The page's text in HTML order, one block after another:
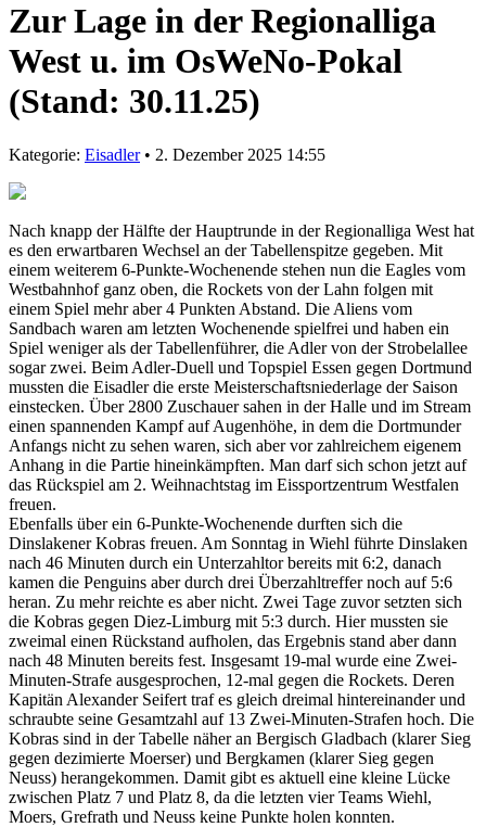
Zur Lage in der Regionalliga
West u. im OsWeNo-Pokal
(Stand: 30.11.25)
Kategorie: Eisadler• 2. Dezember 2025 14:55
Nach knapp der Hälfte der Hauptrunde in der Regionalliga West hat
es den erwartbaren Wechsel an der Tabellenspitze gegeben. Mit
einem weiterem 6-Punkte-Wochenende stehen nun die Eagles vom
Westbahnhof ganz oben, die Rockets von der Lahn folgen mit
einem Spiel mehr aber 4 Punkten Abstand. Die Aliens vom
Sandbach waren am letzten Wochenende spielfrei und haben ein
Spiel weniger als der Tabellenführer, die Adler von der Strobelallee
sogar zwei. Beim Adler-Duell und Topspiel Essen gegen Dortmund
mussten die Eisadler die erste Meisterschaftsniederlage der Saison
einstecken. Über 2800 Zuschauer sahen in der Halle und im Stream
einen spannenden Kampf auf Augenhöhe, in dem die Dortmunder
Anfangs nicht zu sehen waren, sich aber vor zahlreichem eigenem
Anhang in die Partie hineinkämpften. Man darf sich schon jetzt auf
das Rückspiel am 2. Weihnachtstag im Eissportzentrum Westfalen
freuen.
Ebenfalls über ein 6-Punkte-Wochenende durften sich die
Dinslakener Kobras freuen. Am Sonntag in Wiehl führte Dinslaken
nach 46 Minuten durch ein Unterzahltor bereits mit 6:2, danach
kamen die Penguins aber durch drei Überzahltreffer noch auf 5:6
heran. Zu mehr reichte es aber nicht. Zwei Tage zuvor setzten sich
die Kobras gegen Diez-Limburg mit 5:3 durch. Hier mussten sie
zweimal einen Rückstand aufholen, das Ergebnis stand aber dann
nach 48 Minuten bereits fest. Insgesamt 19-mal wurde eine Zwei-
Minuten-Strafe ausgesprochen, 12-mal gegen die Rockets. Deren
Kapitän Alexander Seifert traf es gleich dreimal hintereinander und
schraubte seine Gesamtzahl auf 13 Zwei-Minuten-Strafen hoch. Die
Kobras sind in der Tabelle näher an Bergisch Gladbach (klarer Sieg
gegen dezimierte Moerser) und Bergkamen (klarer Sieg gegen
Neuss) herangekommen. Damit gibt es aktuell eine kleine Lücke
zwischen Platz 7 und Platz 8, da die letzten vier Teams Wiehl,
Moers, Grefrath und Neuss keine Punkte holen konnten.